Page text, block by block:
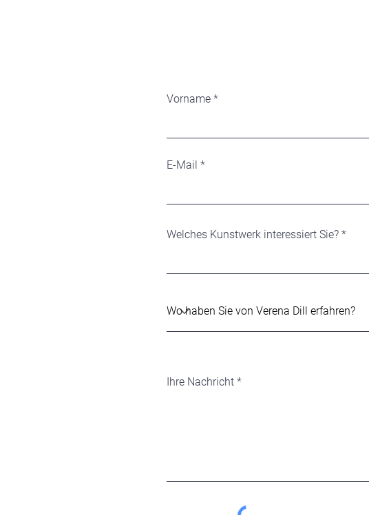
Vorname
E-Mail
Welches Kunstwerk interessiert Sie?
Ihre Nachricht